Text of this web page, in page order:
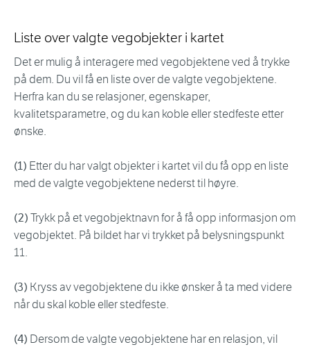
Liste over valgte vegobjekter i kartet
Det er mulig å interagere med vegobjektene ved å trykke
på dem. Du vil få en liste over de valgte vegobjektene.
Herfra kan du se relasjoner, egenskaper,
kvalitetsparametre, og du kan koble eller stedfeste etter
ønske.
(1) Etter du har valgt objekter i kartet vil du få opp en liste
med de valgte vegobjektene nederst til høyre.
(2)Trykk på et vegobjektnavn for å få opp informasjon om
vegobjektet. På bildet har vi trykket på belysningspunkt
11.
(3) Kryss av vegobjektene du ikke ønsker å ta med videre
når du skal koble eller stedfeste.
(4) Dersom de valgte vegobjektene har en relasjon, vil